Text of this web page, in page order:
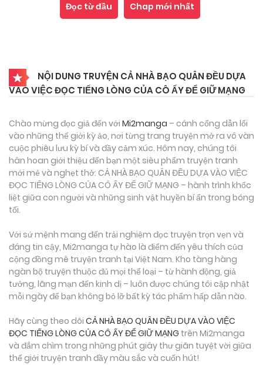
Đọc từ đầu Chap mới nhất
NỘI DUNG TRUYỆN CẢ NHÀ BẠO QUÂN ĐỀU DỰA
VÀO VIỆC ĐỌC TIẾNG LÒNG CỦA CÔ ẤY ĐỂ GIỮ MẠNG
Chào mừng đọc giả đến với Mi2manga – cánh cổng dẫn lối
vào những thế giới kỳ ảo, nơi từng trang truyện mở ra vô vàn
cuộc phiêu lưu kỳ bí và đầy cảm xúc. Hôm nay, chúng tôi
hân hoan giới thiệu đến bạn một siêu phẩm truyện tranh
mới mẻ và nghẹt thở: CẢ NHÀ BẠO QUÂN ĐỀU DỰA VÀO VIỆC
ĐỌC TIẾNG LÒNG CỦA CÔ ẤY ĐỂ GIỮ MẠNG – hành trình khốc
liệt giữa con người và những sinh vật huyền bí ẩn trong bóng
tối.
Với sứ mệnh mang đến trải nghiệm đọc truyện trọn vẹn và
đáng tin cậy, Mi2manga tự hào là điểm đến yêu thích của
cộng đồng mê truyện tranh tại Việt Nam. Kho tàng hàng
ngàn bộ truyện thuộc đủ mọi thể loại – từ hành động, giả
tưởng, lãng mạn đến kinh dị – luôn được chúng tôi cập nhật
mỗi ngày để bạn không bỏ lỡ bất kỳ tác phẩm hấp dẫn nào.
Hãy cùng theo dõi CẢ NHÀ BẠO QUÂN ĐỀU DỰA VÀO VIỆC
ĐỌC TIẾNG LÒNG CỦA CÔ ẤY ĐỂ GIỮ MẠNG trên Mi2manga
và đắm chìm trong những phút giây thư giãn tuyệt vời giữa
thế giới truyện tranh đầy màu sắc và cuốn hút!